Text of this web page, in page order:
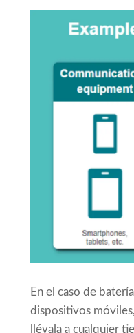
En el caso de
dispositivos
llévala a cualquier